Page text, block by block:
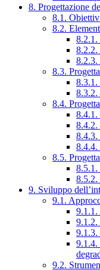
8. Progettazione
8.1.
8.2.
8.2.1.
8.2.2.
8.2.3.
8.3.
8.3.1.
8.3.2.
8.4.
8.4.1.
8.4.2.
8.4.3.
8.4.4.
8.5.
8.5.1.
8.5.2.
9. Sviluppo
9.1.
9.1.2.
9.1.4.
9.2.